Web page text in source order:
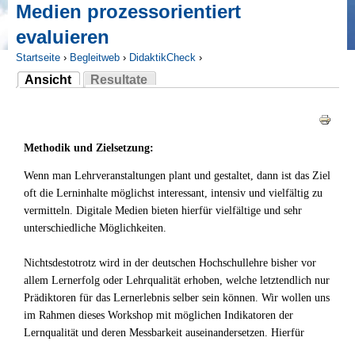
Medien prozessorientiert
evaluieren
Sie sind hier
Startseite › Begleitweb › DidaktikCheck ›
Ansicht
(aktiver Reiter)
Resultate
Methodik und Zielsetzung:
Wenn man Lehrveranstaltungen plant und gestaltet, dann ist das Ziel
oft die Lerninhalte möglichst interessant, intensiv und vielfältig zu
vermitteln. Digitale Medien bieten hierfür vielfältige und sehr
unterschiedliche Möglichkeiten.
Nichtsdestotrotz wird in der deutschen Hochschullehre bisher vor
allem Lernerfolg oder Lehrqualität erhoben, welche letztendlich nur
Prädiktoren für das Lernerlebnis selber sein können. Wir wollen uns
im Rahmen dieses Workshop mit möglichen Indikatoren der
Lernqualität und deren Messbarkeit auseinandersetzen. Hierfür